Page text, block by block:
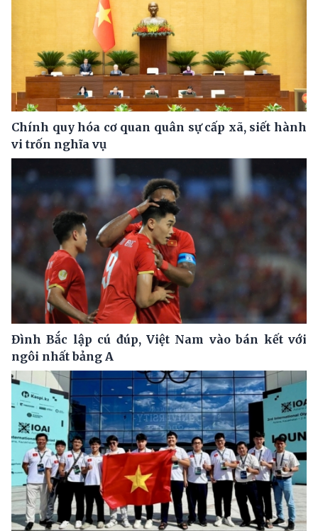
Chính quy hóa cơ quan quân sự cấp xã, siết hành
vi trốn nghĩa vụ
Đình Bắc lập cú đúp, Việt Nam vào bán kết với
ngôi nhất bảng A